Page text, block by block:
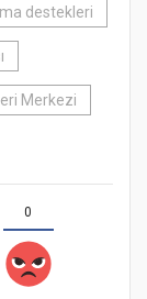
destekleri
Merkezi
0